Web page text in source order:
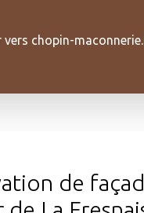
vers chopin-
de